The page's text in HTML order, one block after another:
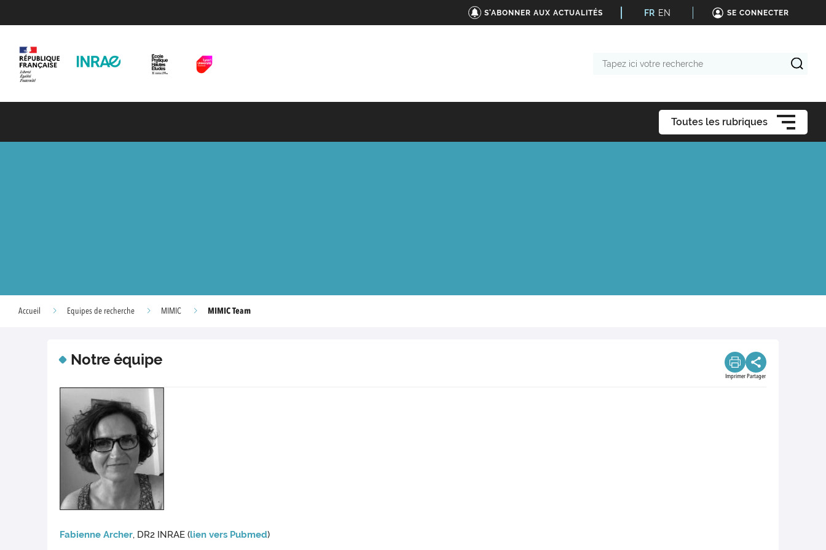
S'ABONNER AUX ACTUALITÉS FR EN SE CONNECTER
Toutes les rubriques
Accueil Equipes de recherche MIMIC MIMIC Team
Notre équipe
Imprimer Partager
Fabienne Archer, DR2 INRAE (lien vers Pubmed)